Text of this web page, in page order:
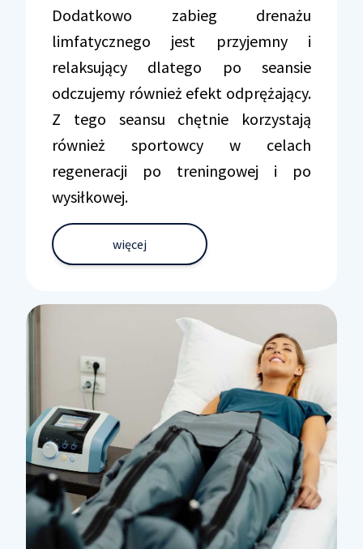
Dodatkowo zabieg drenażu
limfatycznego jest przyjemny i
relaksujący dlatego po seansie
odczujemy również efekt odprężający.
Z tego seansu chętnie korzystają
również sportowcy w celach
regeneracji po treningowej i po
wysiłkowej.
więcej